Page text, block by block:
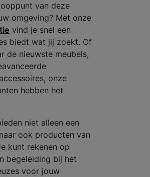
van deze
omgeving? Met onze
vind je snel een
biedt wat jij zoekt. Of
de nieuwste meubels,
onze
hebben het
niet alleen een
ook producten van
kunt rekenen op
begeleiding bij het
voor jouw